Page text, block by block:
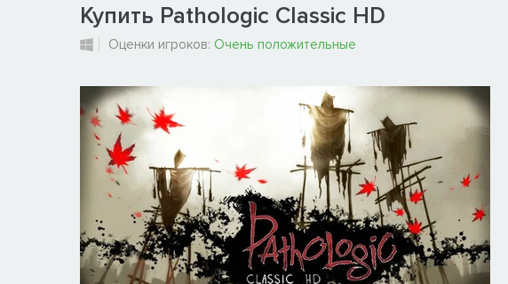
Купить Pathologic Classic HD
Оценки игроков: Очень положительные